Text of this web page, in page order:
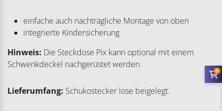
einfache auch nachträgliche Montage von oben
integrierte Kindersicherung
Hinweis: Die Steckdose Pix kann optional mit einem
Schwenkdeckel nachgerüstet werden.
Lieferumfang: Schukostecker lose beigelegt.
0